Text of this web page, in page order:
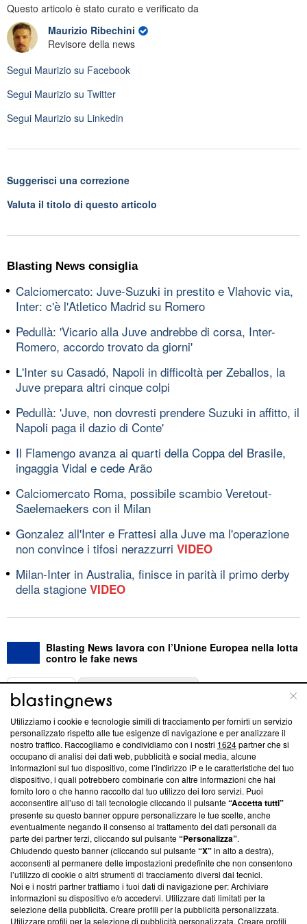
Questo articolo è stato curato e verificato da
Maurizio Ribechini
Revisore della news
Segui Maurizio su Facebook
Segui Maurizio su Twitter
Segui Maurizio su Linkedin
Suggerisci una correzione
Valuta il titolo di questo articolo
Blasting News consiglia
Calciomercato: Juve-Suzuki in prestito e Vlahovic via,
Inter: c'è l'Atletico Madrid su Romero
Pedullà: 'Vicario alla Juve andrebbe di corsa, Inter-
Romero, accordo trovato da giorni'
L'Inter su Casadó, Napoli in difficoltà per Zeballos, la
Juve prepara altri cinque colpi
Pedullà: 'Juve, non dovresti prendere Suzuki in affitto, il
Napoli paga il dazio di Conte'
Il Flamengo avanza ai quarti della Coppa del Brasile,
ingaggia Vidal e cede Arão
Calciomercato Roma, possibile scambio Veretout-
Saelemaekers con il Milan
Gonzalez all'Inter e Frattesi alla Juve ma l'operazione
non convince i tifosi nerazzurri VIDEO
Milan-Inter in Australia, finisce in parità il primo derby
della stagione VIDEO
Blasting News lavora con l’Unione Europea nella lotta
contro le fake news
ABOUT
Questa sezione offre informazioni trasparenti su Blasting
News, sui nostri processi editoriali e su come ci impegniamo a
creare news di qualità. Inoltre, afferma la nostra aderenza a
‘Trust Project - News with Integrity’Blasting News non è
ancora membro del programma, ma ha richiesto di farne
parte; Trust Project non ha ancora effettuato una verifica di
conformità agli standard.
Su di noi
Team editoriale
Corporate
Redazione
Utilizziamo i cookie e tecnologie simili di tracciamento per fornirti un servizio
personalizzato rispetto alle tue esigenze di navigazione e per analizzare il
nostro traffico. Raccogliamo e condividiamo con i nostri 1624partner che si
occupano di analisi dei dati web, pubblicità e social media, alcune
informazioni sul tuo dispositivo, come l’indirizzo IP e le caratteristiche del tuo
dispositivo, i quali potrebbero combinarle con altre informazioni che hai
fornito loro o che hanno raccolto dal tuo utilizzo dei loro servizi. Puoi
acconsentire all’uso di tali tecnologie cliccando il pulsante“Accetta tutti”
presente su questo banner oppure personalizzare le tue scelte, anche
eventualmente negando il consenso al trattamento dei dati personali da
parte dei partner terzi, cliccando sul pulsante“Personalizza”.
Chiudendo questo banner (cliccando sul pulsante“X”in alto a destra),
acconsenti al permanere delle impostazioni predefinite che non consentono
l’utilizzo di cookie o altri strumenti di tracciamento diversi dai tecnici.
Noi e i nostri partner trattiamo i tuoi dati di navigazione per: Archiviare
informazioni su dispositivo e/o accedervi. Utilizzare dati limitati per la
selezione della pubblicità. Creare profili per la pubblicità personalizzata.
Utilizzare profili per la selezione di pubblicità personalizzata. Creare profili